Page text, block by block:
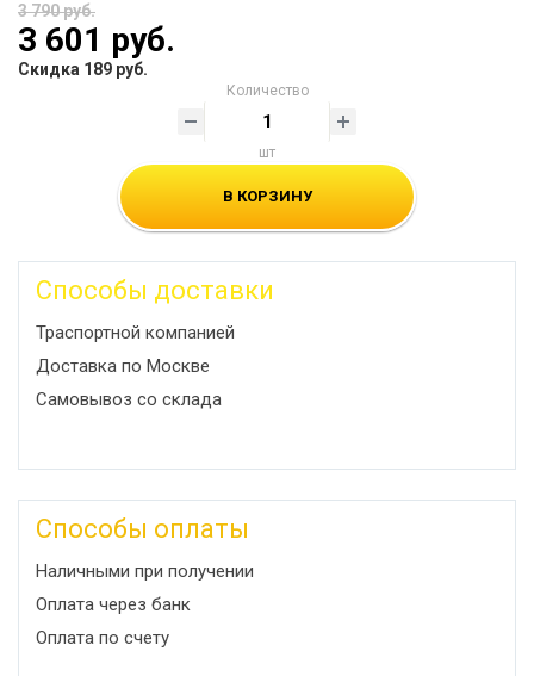
3 790 руб.
3 601 руб.
Скидка 189 руб.
Количество
шт
В КОРЗИНУ
Способы доставки
Траспортной компанией
Доставка по Москве
Самовывоз со склада
Способы оплаты
Наличными при получении
Оплата через банк
Оплата по счету